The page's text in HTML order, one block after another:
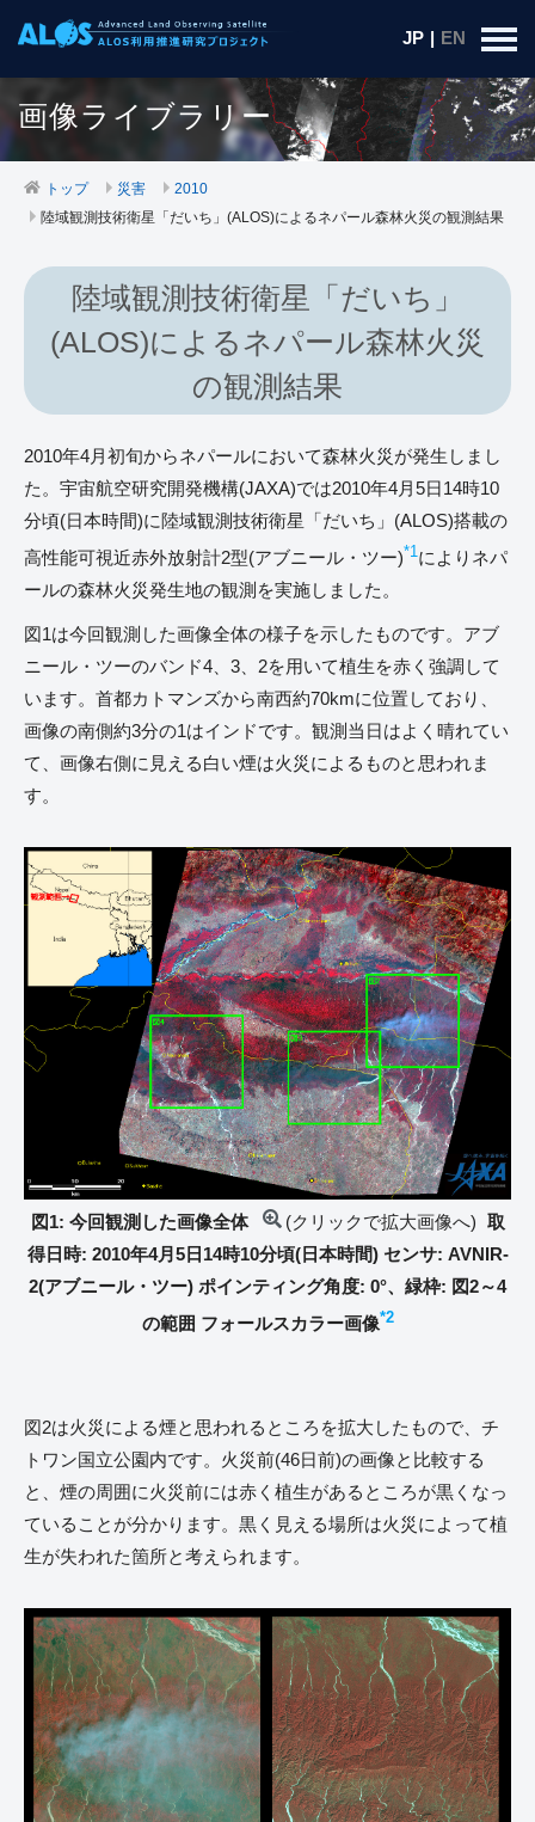
JP | EN
画像ライブラリー
トップ 災害
2010
陸域観測技術衛星「だいち」(ALOS)によるネパール森林火災の観測結果
陸域観測技術衛星「だいち」
(ALOS)によるネパール森林火災
の観測結果
2010年4月初旬からネパールにおいて森林火災が発生しまし
た。宇宙航空研究開発機構(JAXA)では2010年4月5日14時10
分頃(日本時間)に陸域観測技術衛星「だいち」(ALOS)搭載の
高性能可視近赤外放射計2型(アブニール・ツー)*1 によりネパ
ールの森林火災発生地の観測を実施しました。
図1は今回観測した画像全体の様子を示したものです。アブ
ニール・ツーのバンド4、3、2を用いて植生を赤く強調して
います。首都カトマンズから南西約70kmに位置しており、
画像の南側約3分の1はインドです。観測当日はよく晴れてい
て、画像右側に見える白い煙は火災によるものと思われま
す。
図1: 今回観測した画像全体 (クリックで拡大画像へ) 取
得日時: 2010年4月5日14時10分頃(日本時間) センサ: AVNIR-
2(アブニール・ツー) ポインティング角度: 0°、緑枠: 図2～4
の範囲 フォールスカラー画像*2
図2は火災による煙と思われるところを拡大したもので、チ
トワン国立公園内です。火災前(46日前)の画像と比較する
と、煙の周囲に火災前には赤く植生があるところが黒くなっ
ていることが分かります。黒く見える場所は火災によって植
生が失われた箇所と考えられます。